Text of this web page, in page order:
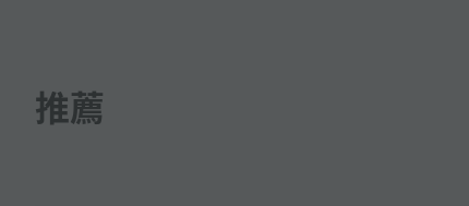
推薦